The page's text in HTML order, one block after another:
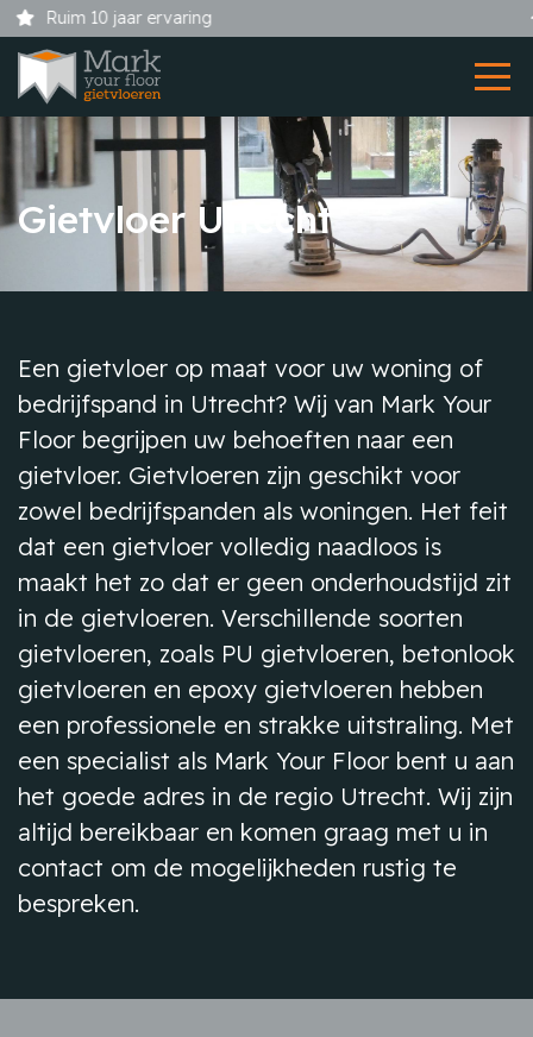
Showroom bij uw thuis
Gietvloer Utrecht
Een gietvloer op maat voor uw woning of
bedrijfspand in Utrecht? Wij van Mark Your
Floor begrijpen uw behoeften naar een
gietvloer. Gietvloeren zijn geschikt voor
zowel bedrijfspanden als woningen. Het feit
dat een gietvloer volledig naadloos is
maakt het zo dat er geen onderhoudstijd zit
in de gietvloeren. Verschillende soorten
gietvloeren, zoals PU gietvloeren, betonlook
gietvloeren en epoxy gietvloeren hebben
een professionele en strakke uitstraling. Met
een specialist als Mark Your Floor bent u aan
het goede adres in de regio Utrecht. Wij zijn
altijd bereikbaar en komen graag met u in
contact om de mogelijkheden rustig te
bespreken.